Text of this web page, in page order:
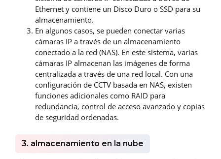
Ethernet y contiene un Disco Duro o SSD para su
almacenamiento.
En algunos casos, se pueden conectar varias
cámaras IP a través de un almacenamiento
conectado a la red (NAS). En este sistema, varias
cámaras IP almacenan las imágenes de forma
centralizada a través de una red local. Con una
configuración de CCTV basada en NAS, existen
funciones adicionales como RAID para
redundancia, control de acceso avanzado y copias
de seguridad ordenadas.
3. almacenamiento en la nube